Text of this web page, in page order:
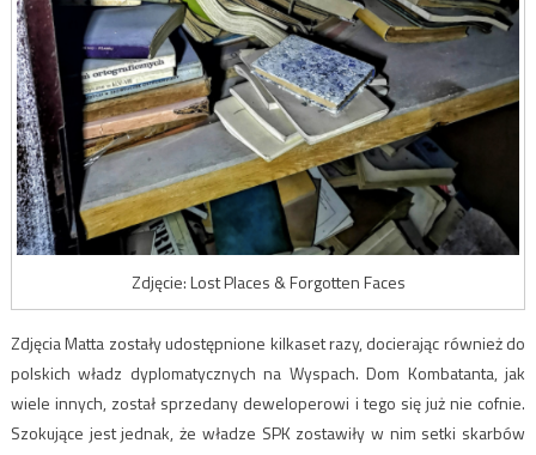
Zdjęcie: Lost Places & Forgotten Faces
Zdjęcia Matta zostały udostępnione kilkaset razy, docierając również do
polskich władz dyplomatycznych na Wyspach. Dom Kombatanta, jak
wiele innych, został sprzedany deweloperowi i tego się już nie cofnie.
Szokujące jest jednak, że władze SPK zostawiły w nim setki skarbów